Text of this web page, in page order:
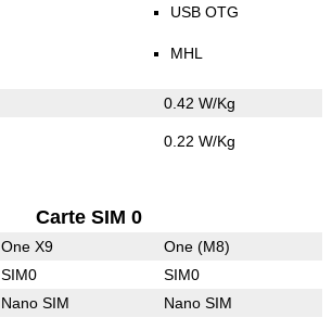
USB OTG
MHL
0.42 W/Kg
0.22 W/Kg
Carte SIM 0
One X9 One (M8)
SIM0 SIM0
Nano SIM Nano SIM